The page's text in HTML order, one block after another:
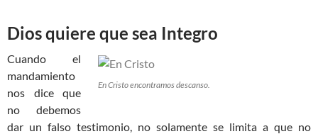
Dios quiere que sea Integro
En Cristo encontramos descanso.
Cuando el
mandamiento
nos dice que
no debemos
dar un falso testimonio, no solamente se limita a que no